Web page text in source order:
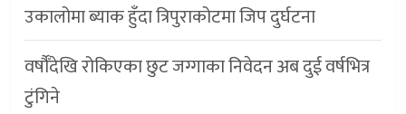
उकालोमा ब्याक हुँदा त्रिपुराकोटमा जिप दुर्घटना
वर्षौँदेखि रोकिएका छुट जग्गाका निवेदन अब दुई वर्षभित्र
टुंगिने